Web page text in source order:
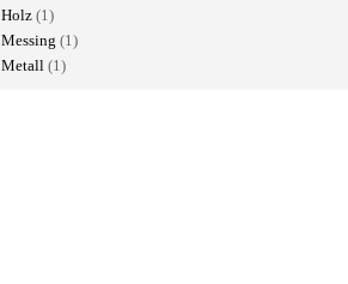
Holz (1)
Messing (1)
Metall (1)